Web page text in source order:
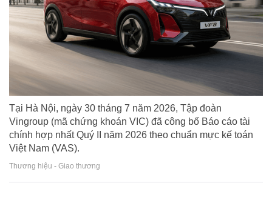
Tại Hà Nội, ngày 30 tháng 7 năm 2026, Tập đoàn
Vingroup (mã chứng khoán VIC) đã công bố Báo cáo tài
chính hợp nhất Quý II năm 2026 theo chuẩn mực kế toán
Việt Nam (VAS).
Thương hiệu - Giao thương